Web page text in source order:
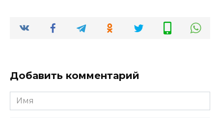
Добавить комментарий
Имя
*